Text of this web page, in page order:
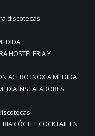
discotecas
HOSTELERIA Y
ACERO INOX A MEDIDA
INSTALADORES
CÓCTEL COCKTAIL EN